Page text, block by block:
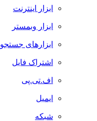
ابزار اینترنت
ابزار وبمستر
ابزارهای جستجو
اشتراک فایل
اف.تی.پی
ایمیل
شبکه